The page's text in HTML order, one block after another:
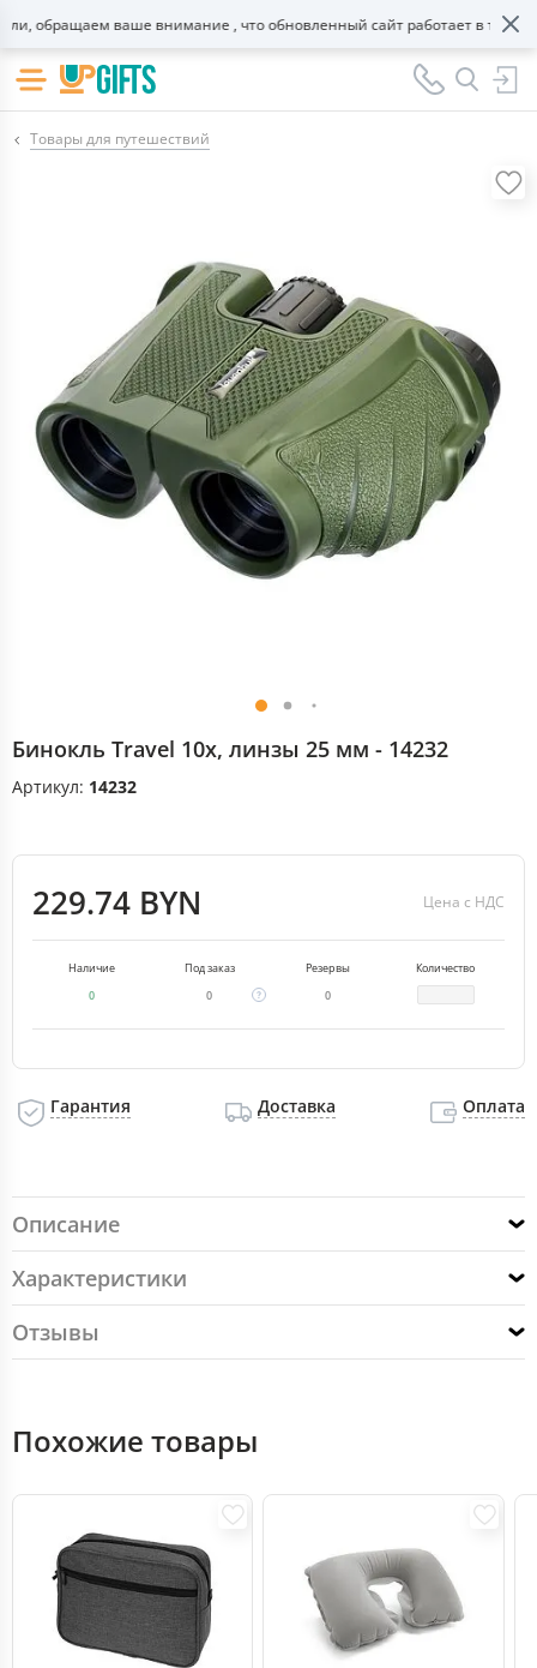
обращаем ваше внимание , что обновленный сайт работает в
Товары для путешествий
Бинокль Travel 10x, линзы 25 мм - 14232
Артикул: 14232
229.74 BYN Цена с НДС
Наличие Под заказ Резервы
Количество
0
0 0
Гарантия Доставка Оплата
Описание
Характеристики
Отзывы
Похожие товары